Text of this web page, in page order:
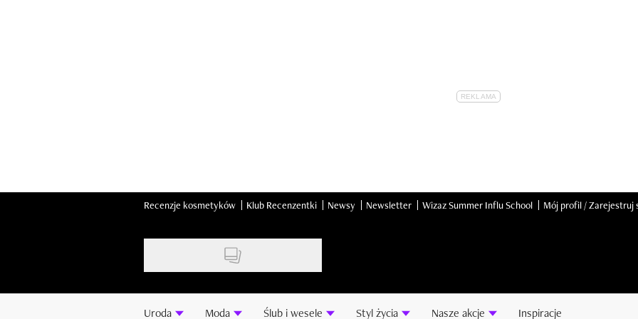
Recenzje kosmetyków Klub Recenzentki Newsy Newsletter Wizaz Summer Influ School Mój profil / Zarejestruj
Uroda Moda Ślub i wesele Styl życia Nasze akcje Inspiracje